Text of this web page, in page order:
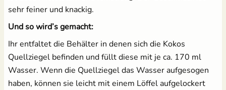
sehr feiner und knackig.
Und so wird’s gemacht:
Ihr entfaltet die Behälter in denen sich die Kokos
Quellziegel befinden und füllt diese mit je ca. 170 ml
Wasser. Wenn die Quellziegel das Wasser aufgesogen
haben, können sie leicht mit einem Löffel aufgelockert